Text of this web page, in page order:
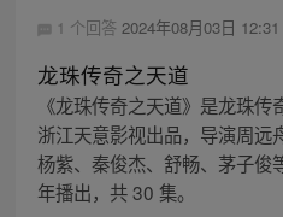
1 个回答 2024年08月03日 12:31
龙珠传奇之天道
《龙珠传奇之天道》是龙珠
浙江天意影视出品，导演周远
杨紫、秦俊杰、舒畅、茅子俊
年播出，共 30 集。